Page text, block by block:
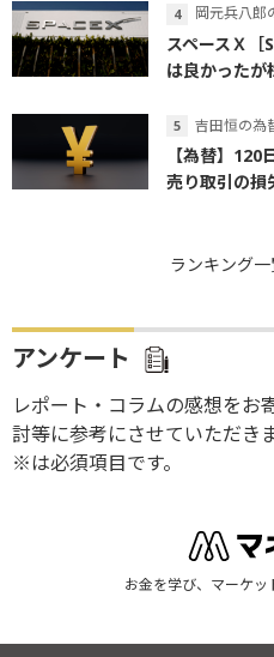
岡元兵八郎
スペースＸ［
は良かったが
吉田恒の為
【為替】
売り取引の損
ランキング
アンケート
レポート・コラムの感想をお
討等に参考にさせていただきま
※は必須項目です。
お金を学び、マーケッ